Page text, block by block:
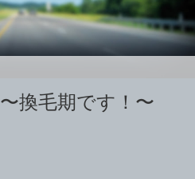
換毛期です！〜